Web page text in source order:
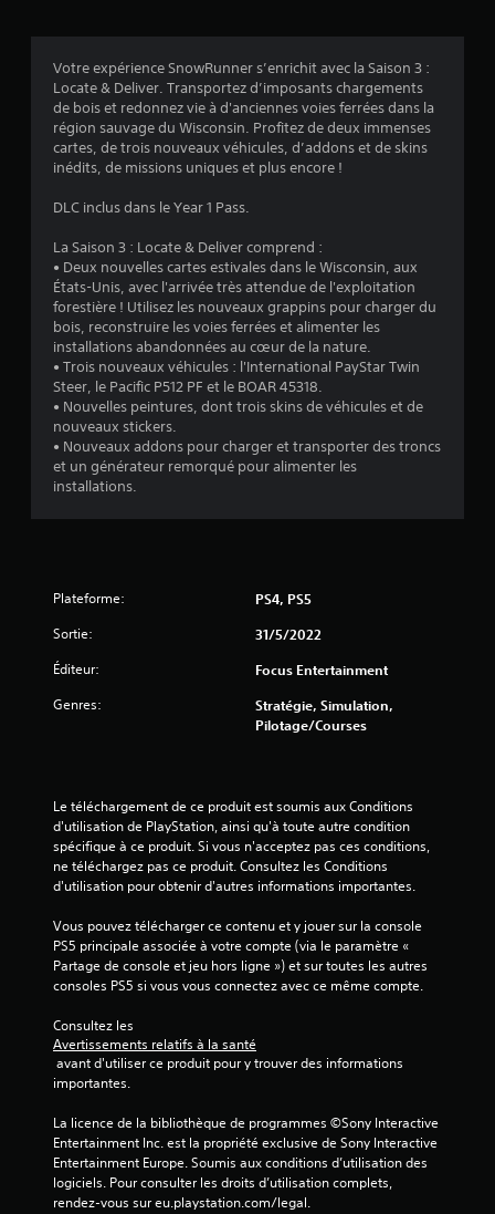
:
4
9
é
t
o
l
(
6
3
a
)
Votre expérience SnowRunner s’enrichit avec la Saison 3 :
Locate & Deliver. Transportez d’imposants chargements
de bois et redonnez vie à d'anciennes voies ferrées dans la
région sauvage du Wisconsin. Profitez de deux immenses
cartes, de trois nouveaux véhicules, d’addons et de skins
inédits, de missions uniques et plus encore !
DLC inclus dans le Year 1 Pass.
La Saison 3 : Locate & Deliver comprend :
• Deux nouvelles cartes estivales dans le Wisconsin, aux
États-Unis, avec l'arrivée très attendue de l'exploitation
forestière ! Utilisez les nouveaux grappins pour charger du
bois, reconstruire les voies ferrées et alimenter les
installations abandonnées au cœur de la nature.
• Trois nouveaux véhicules : l'International PayStar Twin
Steer, le Pacific P512 PF et le BOAR 45318.
• Nouvelles peintures, dont trois skins de véhicules et de
nouveaux stickers.
• Nouveaux addons pour charger et transporter des troncs
et un générateur remorqué pour alimenter les
installations.
Plateforme: PS4, PS5
Sortie: 31/5/2022
Éditeur: Focus Entertainment
Genres:
Stratégie, Simulation,
Pilotage/Courses
Le téléchargement de ce produit est soumis aux Conditions
d'utilisation de PlayStation, ainsi qu'à toute autre condition
spécifique à ce produit. Si vous n'acceptez pas ces conditions,
ne téléchargez pas ce produit. Consultez les Conditions
d'utilisation pour obtenir d'autres informations importantes.
Vous pouvez télécharger ce contenu et y jouer sur la console
PS5 principale associée à votre compte (via le paramètre «
Partage de console et jeu hors ligne ») et sur toutes les autres
consoles PS5 si vous vous connectez avec ce même compte.
Consultez les
Avertissements relatifs à la santé
importantes.
La licence de la bibliothèque de programmes ©Sony Interactive
Entertainment Inc. est la propriété exclusive de Sony Interactive
Entertainment Europe. Soumis aux conditions d’utilisation des
logiciels. Pour consulter les droits d’utilisation complets,
rendez-vous sur eu.playstation.com/legal.